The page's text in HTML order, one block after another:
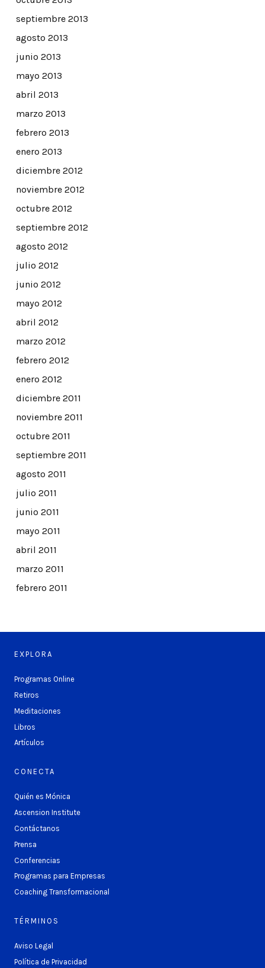
septiembre 2013
agosto 2013
junio 2013
mayo 2013
abril 2013
marzo 2013
febrero 2013
enero 2013
diciembre 2012
noviembre 2012
octubre 2012
septiembre 2012
agosto 2012
julio 2012
junio 2012
mayo 2012
abril 2012
marzo 2012
febrero 2012
enero 2012
diciembre 2011
noviembre 2011
octubre 2011
septiembre 2011
agosto 2011
julio 2011
junio 2011
mayo 2011
abril 2011
marzo 2011
febrero 2011
EXPLORA
Programas Online
Retiros
Meditaciones
Libros
Artículos
CONECTA
Quién es Mónica
Ascension Institute
Contáctanos
Prensa
Conferencias
Programas para Empresas
Coaching Transformacional
TÉRMINOS
Aviso Legal
Política de Privacidad